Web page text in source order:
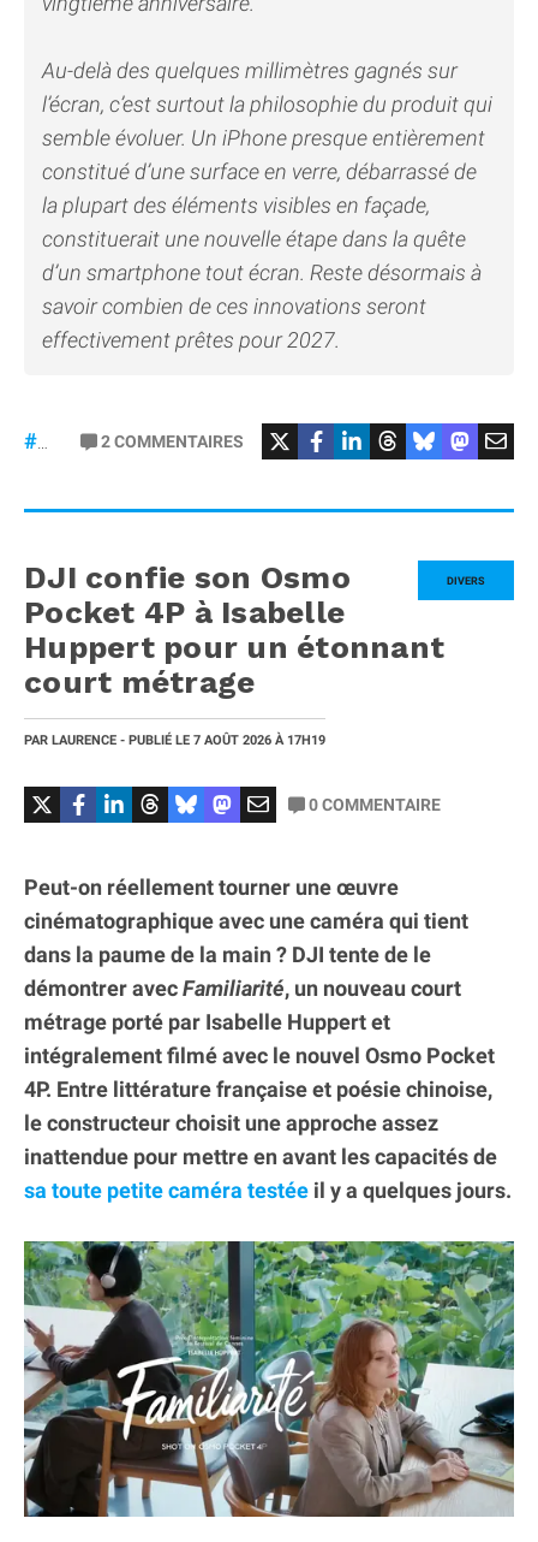
Au-delà des quelques millimètres gagnés sur
l’écran, c’est surtout la philosophie du produit qui
semble évoluer. Un iPhone presque entièrement
constitué d’une surface en verre, débarrassé de
la plupart des éléments visibles en façade,
constituerait une nouvelle étape dans la quête
d’un smartphone tout écran. Reste désormais à
savoir combien de ces innovations seront
effectivement prêtes pour 2027.
2COMMENTAIRES
DIVERS
DJI confie son Osmo
Pocket 4P à Isabelle
Huppert pour un étonnant
court métrage
PAR LAURENCE - PUBLIÉ LE 7 AOÛT 2026 À 17H19
0COMMENTAIRE
Peut-on réellement tourner une œuvre
cinématographique avec une caméra qui tient
dans la paume de la main ? DJI tente de le
démontrer avecFamiliarité, un nouveau court
métrage porté par Isabelle Huppert et
intégralement filmé avec le nouvel Osmo Pocket
4P. Entre littérature française et poésie chinoise,
le constructeur choisit une approche assez
inattendue pour mettre en avant les capacités de
sa toute petite caméra testée il y a quelques jours.